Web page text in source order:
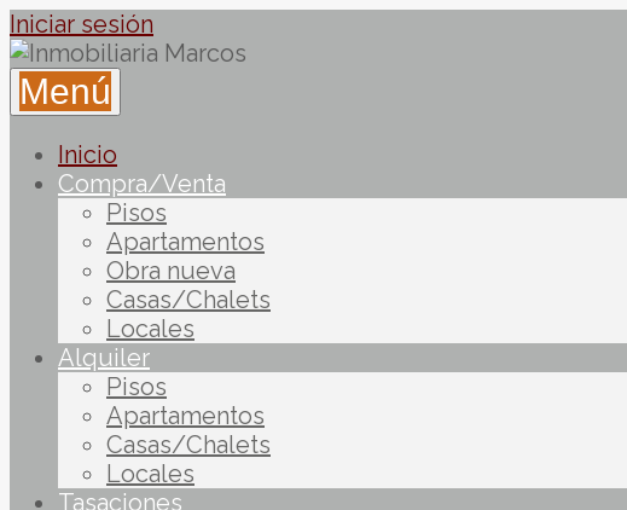
Iniciar sesión
Menú
Inicio
Compra/Venta
Pisos
Apartamentos
Obra nueva
Casas/Chalets
Locales
Alquiler
Pisos
Apartamentos
Casas/Chalets
Locales
Tasaciones